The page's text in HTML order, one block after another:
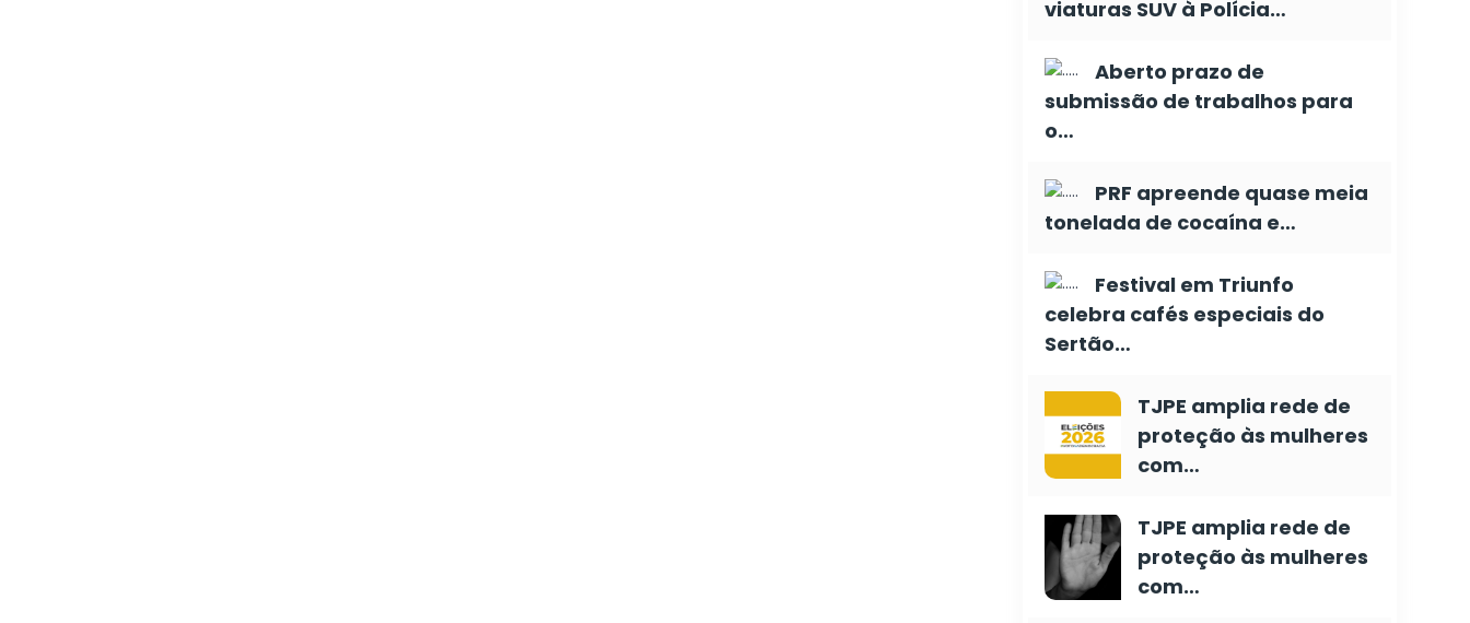
viaturas SUV à Polícia…
Aberto prazo de
submissão de trabalhos para
o…
PRF apreende quase meia
tonelada de cocaína e…
Festival em Triunfo
celebra cafés especiais do
Sertão…
TJPE amplia rede de
proteção às mulheres
com…
TJPE amplia rede de
proteção às mulheres
com…